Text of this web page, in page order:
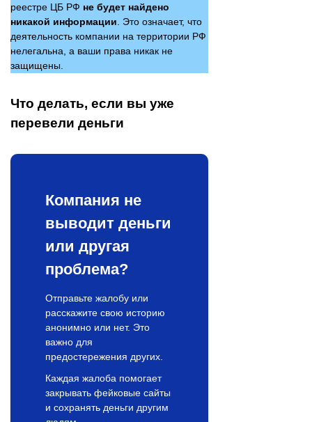
реестре ЦБ РФ не будет найдено
никакой информации . Это означает, что
деятельность компании на территории РФ
нелегальна, а ваши права никак не
защищены.
Что делать, если вы уже
перевели деньги
Компания не
выводит деньги
или другая
проблема?
Отправьте жалобу или
расскажите свою историю
анонимно или нет. Это
важно для
предостережения других.
Каждая жалоба помогает
закрывать фейковые сайты
и сохранять деньги другим